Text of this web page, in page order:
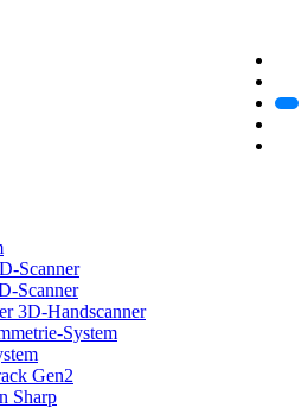
Scanner
Scanner
3D-Handscanner
System
Gen2
Sharp